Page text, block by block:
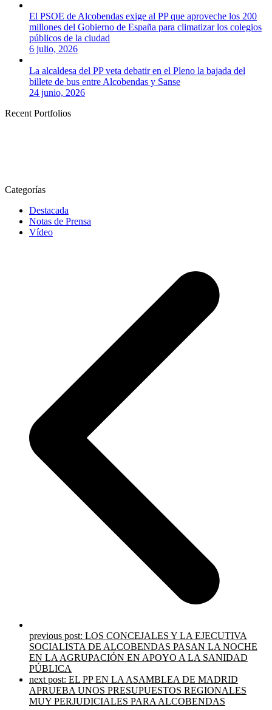
El PSOE de Alcobendas exige al PP que aproveche los 200
millones del Gobierno de España para climatizar los colegios
públicos de la ciudad
6 julio, 2026
La alcaldesa del PP veta debatir en el Pleno la bajada del
billete de bus entre Alcobendas y Sanse
24 junio, 2026
Recent Portfolios
Categorías
Destacada
Notas de Prensa
Vídeo
previous post: LOS CONCEJALES Y LA EJECUTIVA
SOCIALISTA DE ALCOBENDAS PASAN LA NOCHE
EN LA AGRUPACIÓN EN APOYO A LA SANIDAD
PÚBLICA
next post: EL PP EN LA ASAMBLEA DE MADRID
APRUEBA UNOS PRESUPUESTOS REGIONALES
MUY PERJUDICIALES PARA ALCOBENDAS